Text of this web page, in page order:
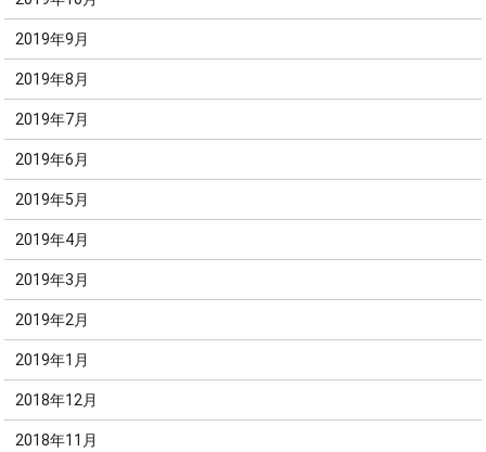
2019年9月
2019年8月
2019年7月
2019年6月
2019年5月
2019年4月
2019年3月
2019年2月
2019年1月
2018年12月
2018年11月